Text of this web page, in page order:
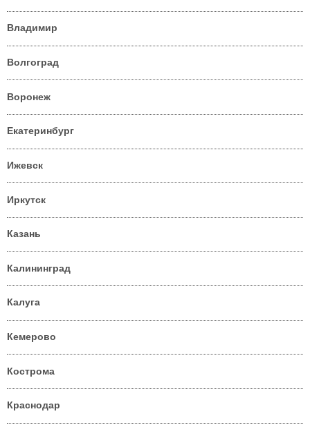
Владимир
Волгоград
Воронеж
Екатеринбург
Ижевск
Иркутск
Казань
Калининград
Калуга
Кемерово
Кострома
Краснодар